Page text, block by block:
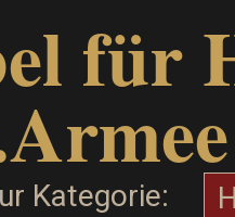
für
Kategorie: